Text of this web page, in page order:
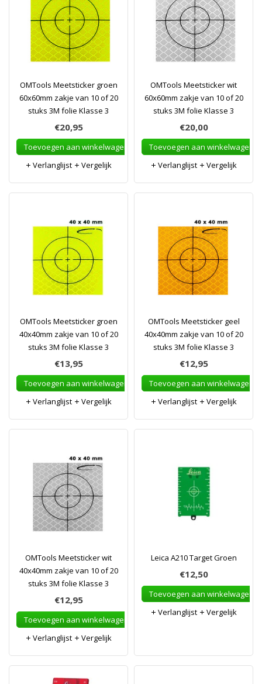
OMTools Meetsticker groen
60x60mm zakje van 10 of 20
stuks 3M folie Klasse 3
€20,95
Toevoegen aan winkelwagen
Verlanglijst
Vergelijk
OMTools Meetsticker wit
60x60mm zakje van 10 of 20
stuks 3M folie Klasse 3
€20,00
Toevoegen aan winkelwagen
Verlanglijst
Vergelijk
OMTools Meetsticker groen
40x40mm zakje van 10 of 20
stuks 3M folie Klasse 3
€13,95
Toevoegen aan winkelwagen
Verlanglijst
Vergelijk
OMTools Meetsticker geel
40x40mm zakje van 10 of 20
stuks 3M folie Klasse 3
€12,95
Toevoegen aan winkelwagen
Verlanglijst
Vergelijk
OMTools Meetsticker wit
40x40mm zakje van 10 of 20
stuks 3M folie Klasse 3
€12,95
Toevoegen aan winkelwagen
Verlanglijst
Vergelijk
Leica A210 Target Groen
€12,50
Toevoegen aan winkelwagen
Verlanglijst
Vergelijk